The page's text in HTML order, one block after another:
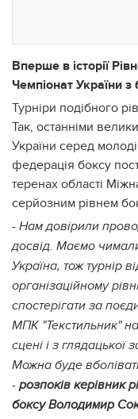
Вперше в історії
Чемпіонат України
Турніри подібного
Так, останніми
України серед
федерація боксу
теренах області
серйозним рівнем
- Нам довірили
досвід. Маємо
Україна, тож турнір
організаційному
спостерігати за
МПК "Текстильник"
сцені і з
Можна буде
- розпоків керівник
боксу Володимир